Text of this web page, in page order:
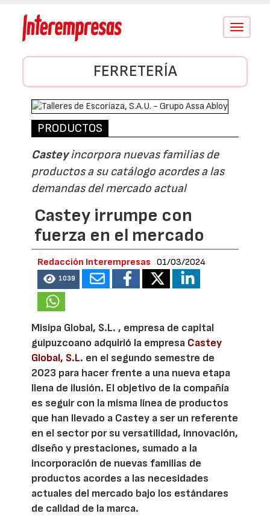
Conmutar
FERRETERÍA
PRODUCTOS
Casteyincorpora nuevas familias de
productos a su catálogo acordes a las
demandas del mercado actual
Castey irrumpe con
fuerza en el mercado
Redacción Interempresas 01/03/2024
1039
Misipa Global, S.L. , empresa de capital
guipuzcoano adquirió la empresa Castey
Global, S.L. en el segundo semestre de
2023 para hacer frente a una nueva etapa
llena de ilusión. El objetivo de la compañía
es seguir con la misma línea de productos
que han llevado a Castey a ser un referente
en el sector por su versatilidad, innovación,
diseño y prestaciones, sumado a la
incorporación de nuevas familias de
productos acordes a las necesidades
actuales del mercado bajo los estándares
de calidad de la marca.